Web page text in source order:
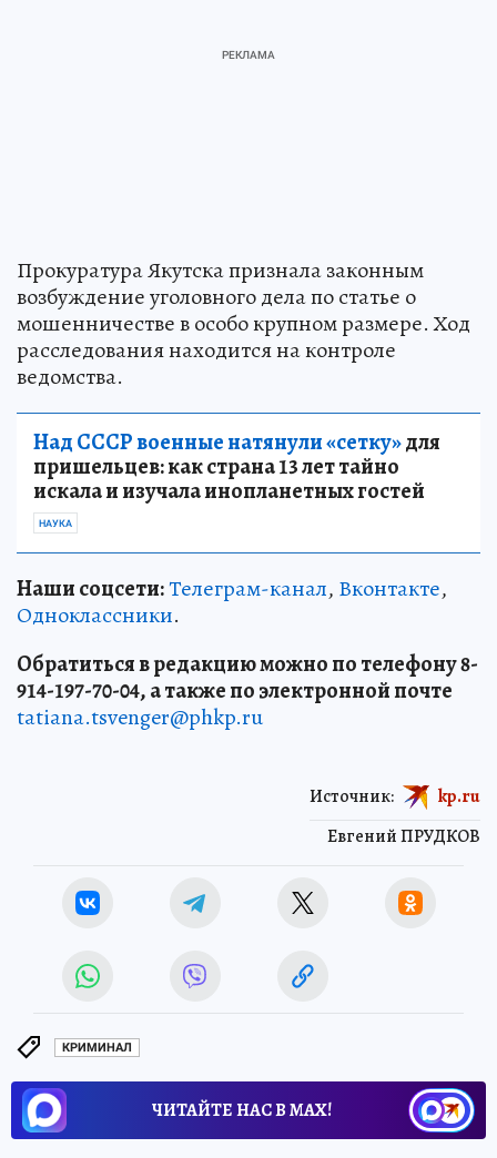
Прокуратура Якутска признала законным
возбуждение уголовного дела по статье о
мошенничестве в особо крупном размере. Ход
расследования находится на контроле
ведомства.
Над СССР военные натянули «сетку»для
пришельцев: как страна 13 лет тайно
искала и изучала инопланетных гостей
НАУКА
Наши соцсети:Телеграм-канал, Вконтакте,
Одноклассники.
Обратиться в редакцию можно по телефону 8-
914-197-70-04, а также по электронной почте
tatiana.tsvenger@phkp.ru
Евгений ПРУДКОВ
Источник: kp.ru
КРИМИНАЛ
ЧИТАЙТЕ НАС В МАХ!